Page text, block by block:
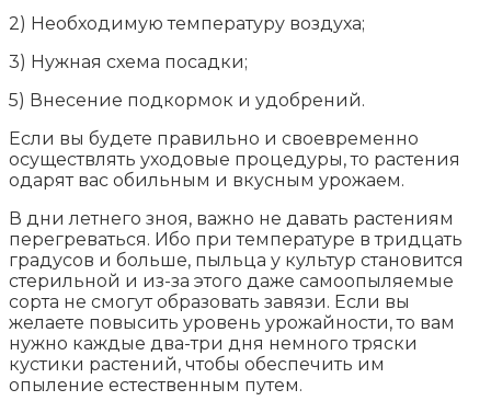
2) Необходимую температуру воздуха;
3) Нужная схема посадки;
5) Внесение подкормок и удобрений.
Если вы будете правильно и своевременно
осуществлять уходовые процедуры, то растения
одарят вас обильным и вкусным урожаем.
В дни летнего зноя, важно не давать растениям
перегреваться. Ибо при температуре в тридцать
градусов и больше, пыльца у культур становится
стерильной и из-за этого даже самоопыляемые
сорта не смогут образовать завязи. Если вы
желаете повысить уровень урожайности, то вам
нужно каждые два-три дня немного тряски
кустики растений, чтобы обеспечить им
опыление естественным путем.